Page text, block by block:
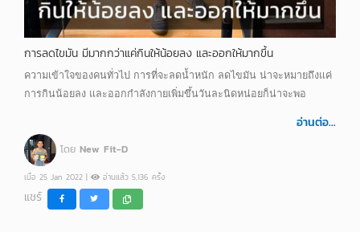
การลดไขมัน มีมากกว่าแค่กินให้น้อยลง และออกให้มากขึ้น
ความเข้าใจของคนทั่วไป การที่จะลดน้ำหนัก ลดไขมัน น่าจะหมายถึงแค่
การกินน้อยลง และออกกำลังกายเพิ่มขึ้นวันละนิดหน่อยก็น่าจะพอ
อ่านต่อ...
โดย New Fit-D
เมื่อ 25 Jan 2022 | อ่านแล้ว 5,136 ครั้ง
แชร์